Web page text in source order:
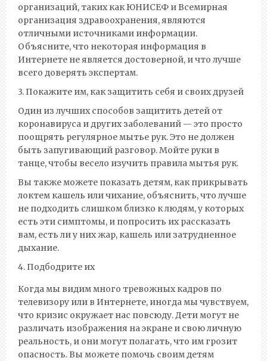
организаций, таких как ЮНИСЕФ и Всемирная
организация здравоохранения, являются
отличными источниками информации.
Объясните, что некоторая информация в
Интернете не является достоверной, и что лучше
всего доверять экспертам.
3. Покажите им, как защитить себя и своих друзей
Один из лучших способов защитить детей от
коронавируса и других заболеваний — это просто
поощрять регулярное мытье рук. Это не должен
быть запугивающий разговор. Мойте руки в
танце, чтобы весело изучить правила мытья рук.
Вы также можете показать детям, как прикрывать
локтем кашель или чихание, объяснить, что лучше
не подходить слишком близко к людям, у которых
есть эти симптомы, и попросить их рассказать
вам, есть ли у них жар, кашель или затрудненное
дыхание.
4. Подбодрите их
Когда мы видим много тревожных кадров по
телевизору или в Интернете, иногда мы чувствуем,
что кризис окружает нас повсюду. Дети могут не
различать изображения на экране и свою личную
реальность, и они могут полагать, что им грозит
опасность. Вы можете помочь своим детям